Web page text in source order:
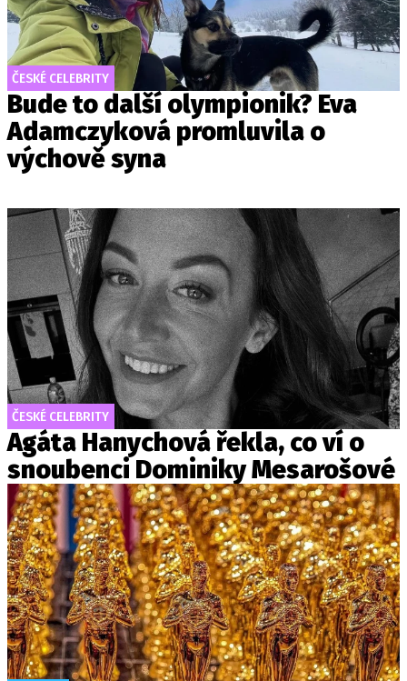
ČESKÉ CELEBRITY
Bude to další olympionik? Eva
Adamczyková promluvila o
výchově syna
ČESKÉ CELEBRITY
Agáta Hanychová řekla, co ví o
snoubenci Dominiky Mesarošové